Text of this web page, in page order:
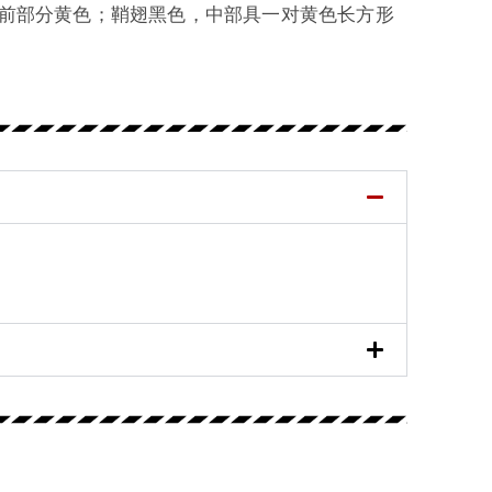
部分黄色；鞘翅黑色，中部具一对黄色长方形